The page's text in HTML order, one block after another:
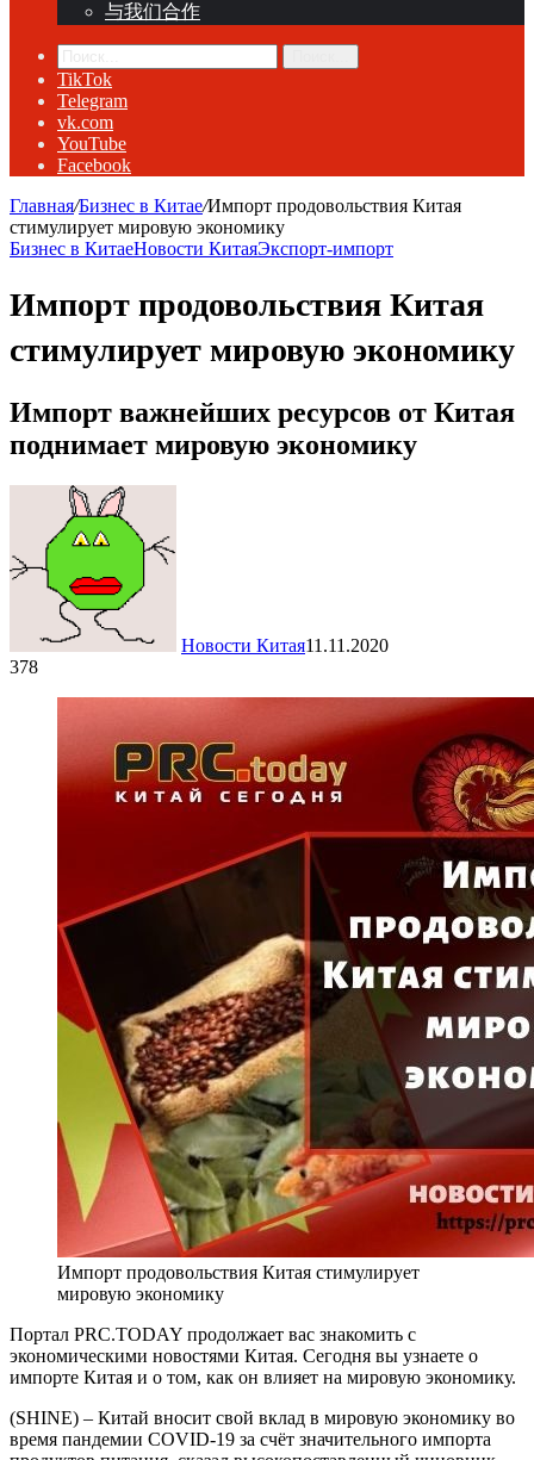
与我们合作
TikTok
Telegram
vk.com
YouTube
Facebook
Главная/Бизнес в Китае/Импорт продовольствия Китая
стимулирует мировую экономику
Бизнес в КитаеНовости КитаяЭкспорт-импорт
Импорт продовольствия Китая
стимулирует мировую экономику
Импорт важнейших ресурсов от Китая
поднимает мировую экономику
Новости Китая11.11.2020
378
Импорт продовольствия Китая стимулирует
мировую экономику
Портал PRC.TODAY продолжает вас знакомить с
экономическими новостями Китая. Сегодня вы узнаете о
импорте Китая и о том, как он влияет на мировую экономику.
(SHINE) – Китай вносит свой вклад в мировую экономику во
время пандемии COVID-19 за счёт значительного импорта